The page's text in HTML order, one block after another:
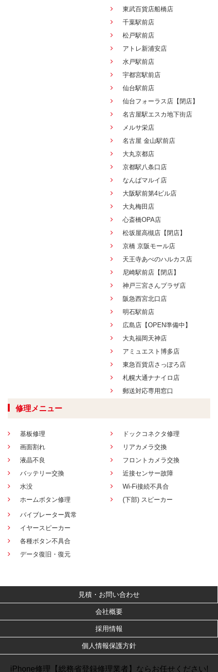
東武百貨店船橋店
千葉駅前店
松戸駅前店
アトレ新浦安店
水戸駅前店
宇都宮駅前店
仙台駅前店
仙台フォーラス店【閉店】
名古屋駅エスカ地下街店
メルサ栄店
名古屋 金山駅前店
大丸京都店
京都駅八条口店
なんばマルイ店
大阪駅前第4ビル店
大丸梅田店
心斎橋OPA店
松坂屋高槻店【閉店】
京橋 京阪モール店
天王寺あべのハルカス店
尼崎駅前店【閉店】
神戸三宮さんプラザ店
阪急西宮北口店
明石駅前店
広島店【OPEN準備中】
大丸福岡天神店
アミュエスト博多店
東急百貨店さっぽろ店
札幌大通ナナイロ店
郵送対応専用窓口
修理メニュー
基板修理
画面割れ
液晶不良
バッテリー交換
水没
ホームボタン修理
ドックコネクタ修理
リアカメラ交換
フロントカメラ交換
近接センサー故障
Wi-Fi接続不具合
(下部) スピーカー
バイブレーター異常
イヤースピーカー
各種ボタン不具合
データ復旧・復元
見積・お問い合わせ
会社概要
採用情報
個人情報保護方針
iPhone修理【総務省登録修理業者】ならお任せください!